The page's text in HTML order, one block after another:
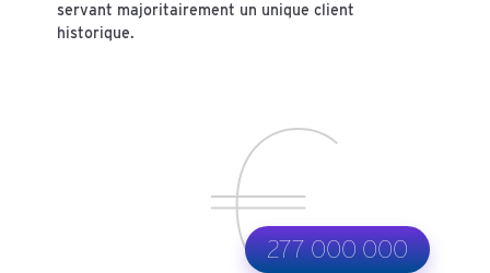
servant majoritairement un unique client
historique.
277 000 000